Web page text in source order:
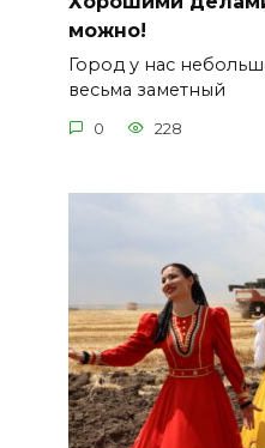
можно!
Город у нас
весьма заметный
0 228